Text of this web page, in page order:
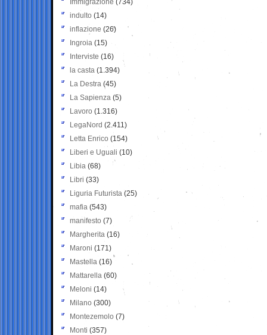
Immigrazione (734)
indulto (14)
inflazione (26)
Ingroia (15)
Interviste (16)
la casta (1.394)
La Destra (45)
La Sapienza (5)
Lavoro (1.316)
LegaNord (2.411)
Letta Enrico (154)
Liberi e Uguali (10)
Libia (68)
Libri (33)
Liguria Futurista (25)
mafia (543)
manifesto (7)
Margherita (16)
Maroni (171)
Mastella (16)
Mattarella (60)
Meloni (14)
Milano (300)
Montezemolo (7)
Monti (357)